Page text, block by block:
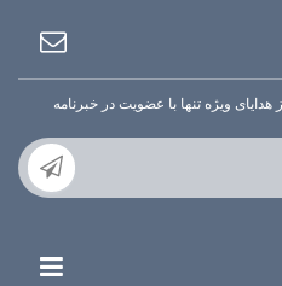
ویژه تنها با عضویت در خبرنامه